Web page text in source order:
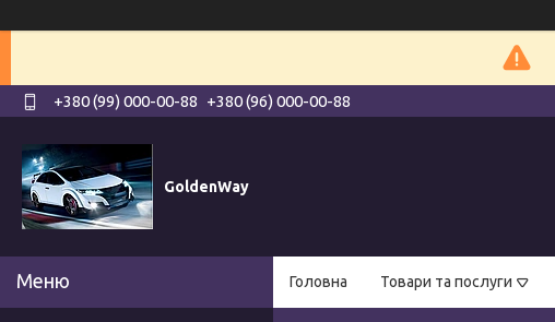
+380 (99) 000-00-88 +380 (96) 000-00-88
GoldenWay
Головна Товари та послуги